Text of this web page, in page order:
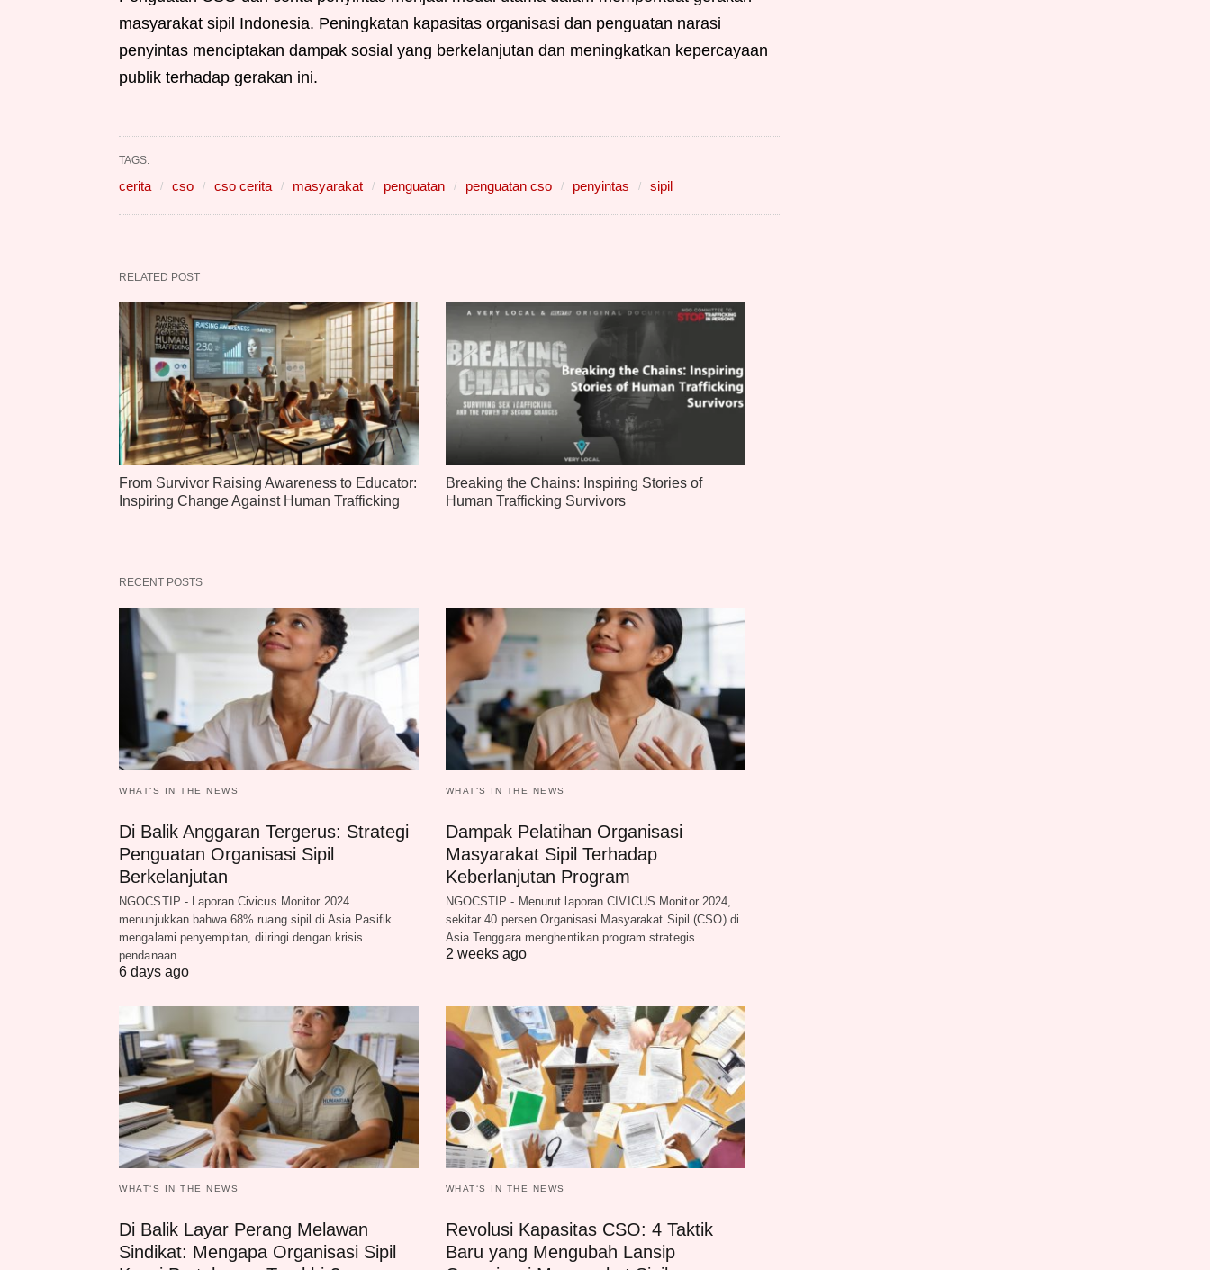
masyarakat sipil Indonesia. Peningkatan kapasitas organisasi dan penguatan narasi
penyintas menciptakan dampak sosial yang berkelanjutan dan meningkatkan kepercayaan
publik terhadap gerakan ini.
TAGS:
cerita cso cso cerita masyarakat penguatan penguatan cso penyintas sipil
RELATED POST
From Survivor Raising Awareness to Educator:
Inspiring Change Against Human Trafficking
Breaking the Chains: Inspiring Stories of
Human Trafficking Survivors
RECENT POSTS
WHAT‘S IN THE NEWS
Di Balik Anggaran Tergerus: Strategi
Penguatan Organisasi Sipil
Berkelanjutan
NGOCSTIP - Laporan Civicus Monitor 2024
menunjukkan bahwa 68% ruang sipil di Asia Pasifik
mengalami penyempitan, diiringi dengan krisis
pendanaan…
6 days ago
WHAT‘S IN THE NEWS
Dampak Pelatihan Organisasi
Masyarakat Sipil Terhadap
Keberlanjutan Program
NGOCSTIP - Menurut laporan CIVICUS Monitor 2024,
sekitar 40 persen Organisasi Masyarakat Sipil (CSO) di
Asia Tenggara menghentikan program strategis…
2 weeks ago
WHAT‘S IN THE NEWS
Di Balik Layar Perang Melawan
Sindikat: Mengapa Organisasi Sipil
WHAT‘S IN THE NEWS
Revolusi Kapasitas CSO: 4 Taktik
Baru yang Mengubah Lansip